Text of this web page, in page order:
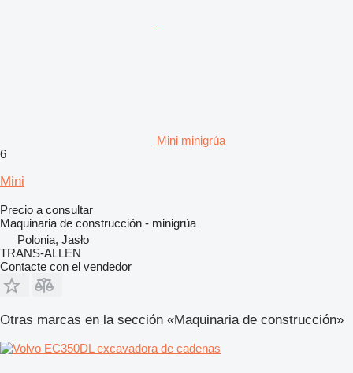
Mini minigrúa
6
Mini
Precio a consultar
Maquinaria de construcción - minigrúa
Polonia, Jasło
TRANS-ALLEN
Contacte con el vendedor
Otras marcas en la sección «Maquinaria de construcción»